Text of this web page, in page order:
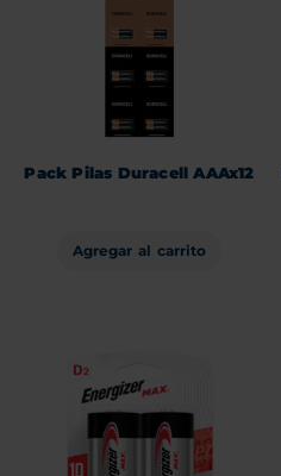
Pack Pilas Duracell AAAx12
Agregar al carrito